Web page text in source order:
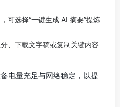
可选择“一键生成 AI 摘要”提炼
、下载文字稿或复制关键内容
电量充足与网络稳定，以提